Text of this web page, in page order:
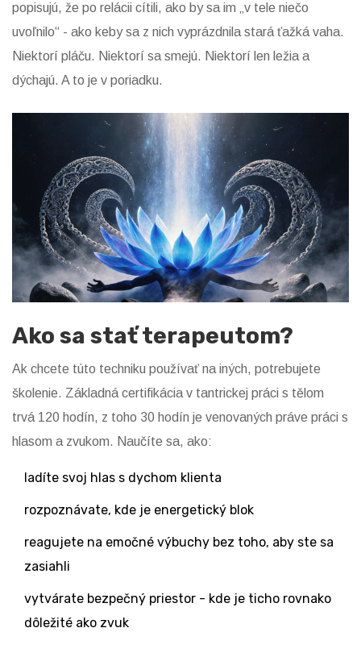
popisujú, že po relácii cítili, ako by sa im „v tele niečo
uvoľnilo“ - ako keby sa z nich vyprázdnila stará ťažká vaha.
Niektorí pláču. Niektorí sa smejú. Niektorí len ležia a
dýchajú. A to je v poriadku.
Ako sa stať terapeutom?
Ak chcete túto techniku používať na iných, potrebujete
školenie. Základná certifikácia v tantrickej práci s tělom
trvá 120 hodín, z toho 30 hodín je venovaných práve práci s
hlasom a zvukom. Naučíte sa, ako:
ladíte svoj hlas s dychom klienta
rozpoznávate, kde je energetický blok
reagujete na emočné výbuchy bez toho, aby ste sa
zasiahli
vytvárate bezpečný priestor - kde je ticho rovnako
dôležité ako zvuk